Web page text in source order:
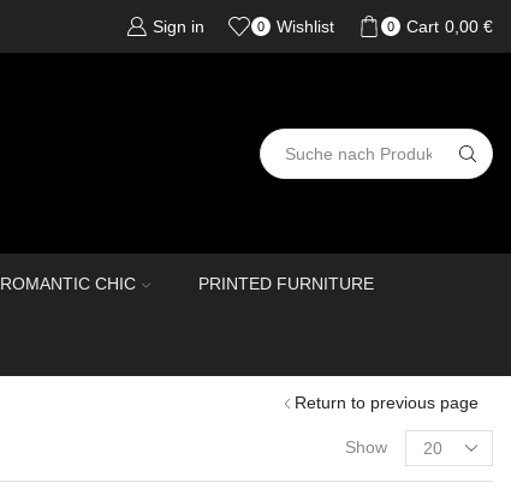
Sign in 0 Wishlist 0 Cart 0,00 €
ROMANTIC CHIC PRINTED FURNITURE
Return to previous page
Show